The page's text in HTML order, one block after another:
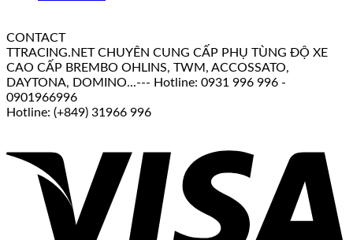
CONTACT
TTRACING.NET CHUYÊN CUNG CẤP PHỤ TÙNG ĐỘ XE
CAO CẤP BREMBO OHLINS, TWM, ACCOSSATO,
DAYTONA, DOMINO...--- Hotline: 0931 996 996 -
0901966996
Hotline: (+849) 31966 996